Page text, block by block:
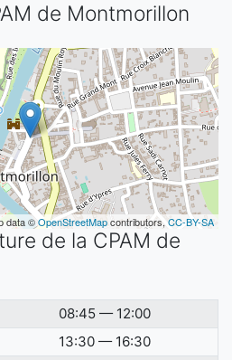
de Montmorillon
data ©OpenStreetMapcontributors,CC-BY-SA
de la CPAM de
08:45 — 12:00
13:30 — 16:30